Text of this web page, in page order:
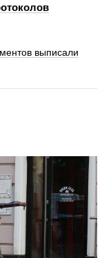
выписали